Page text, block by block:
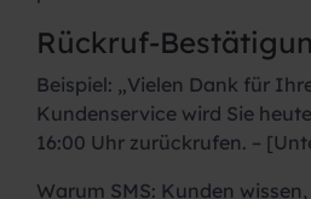
Rückruf-
Beispiel: „Vielen Dank für
Kundenservice wird Sie
16:00 Uhr zurückrufen. –
Warum SMS: Kunden